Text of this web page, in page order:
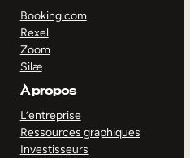
Booking.com
Rexel
Zoom
Silæ
À propos
L’entreprise
Ressources graphiques
Investisseurs